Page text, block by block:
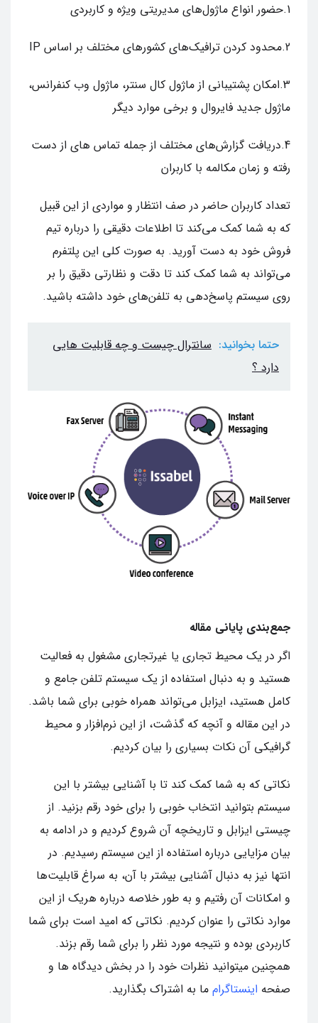
1.حضور انواع ماژول‌های مدیریتی ویژه و کاربردی
2.محدود کردن ترافیک‌های کشورهای مختلف بر اساس IP
3.امکان پشتیبانی از ماژول کال سنتر، ماژول وب کنفرانس،
ماژول جدید فایروال و برخی موارد دیگر
4.دریافت گزارش‌های مختلف از جمله تماس های از دست
رفته و زمان مکالمه با کاربران
تعداد کاربران حاضر در صف انتظار و مواردی از این قبیل
که به شما کمک می‌کند تا اطلاعات دقیقی را درباره تیم
فروش خود به دست آورید. به صورت کلی این پلتفرم
می‌تواند به شما کمک کند تا دقت و نظارتی دقیق را بر
روی سیستم پاسخ‌دهی به تلفن‌های خود داشته باشید.
حتما بخوانید: سانترال چیست و چه قابلیت هایی
دارد ؟
جمع‌بندی پایانی مقاله
اگر در یک محیط تجاری یا غیرتجاری مشغول به فعالیت
هستید و به دنبال استفاده از یک سیستم تلفن جامع و
کامل هستید، ایزابل می‌تواند همراه خوبی برای شما باشد.
در این مقاله و آنچه که گذشت، از این نرم‌افزار و محیط
گرافیکی آن نکات بسیاری را بیان کردیم.
نکاتی که به شما کمک کند تا با آشنایی بیشتر با این
سیستم بتوانید انتخاب خوبی را برای خود رقم بزنید. از
چیستی ایزابل و تاریخچه آن شروع کردیم و در ادامه به
بیان مزایایی درباره استفاده از این سیستم رسیدیم. در
انتها نیز به دنبال آشنایی بیشتر با آن، به سراغ قابلیت‌ها
و امکانات آن رفتیم و به طور خلاصه درباره هریک از این
موارد نکاتی را عنوان کردیم. نکاتی که امید است برای شما
کاربردی بوده و نتیجه مورد نظر را برای شما رقم بزند.
همچنین میتوانید نظرات خود را در بخش دیدگاه ها و
صفحه اینستاگرام ما به اشتراک بگذارید.